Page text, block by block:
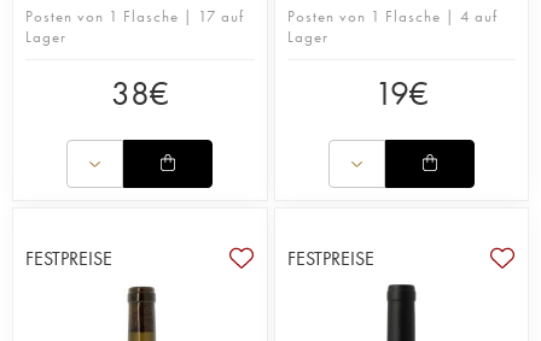
Posten von 1 Flasche | 17 auf
Lager
38€
Posten von 1 Flasche | 4 auf
Lager
19€
FESTPREISE FESTPREISE